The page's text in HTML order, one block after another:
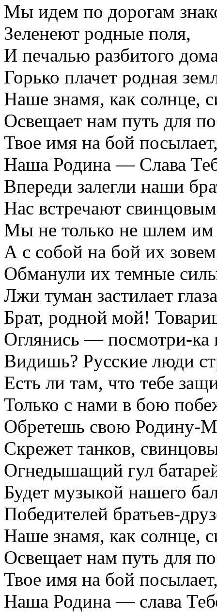
Мы идем по дорогам
Зеленеют родные поля,
И печалью разбитого
Горько плачет родная
Наше знамя, как солнце,
Освещает нам путь для
Твое имя на бой
Наша Родина — Слава
Впереди залегли наши
Нас встречают
Мы не только не шлем им
А с собой на бой их
Обманули их темные
Лжи туман застилает
Брат, родной мой!
Оглянись — посмотри-ка
Видишь? Русские люди
Есть ли там, что тебе
Только с нами в бою
Обретешь свою Родину-
Скрежет танков,
Огнедышащий гул
Будет музыкой нашего
Победителей братьев-
Наше знамя, как солнце,
Освещает нам путь для
Твое имя на бой
Наша Родина — слава